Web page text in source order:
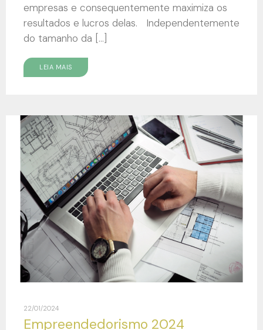
empresas e consequentemente maximiza os
resultados e lucros delas. Independentemente
do tamanho da […]
LEIA MAIS
22/01/2024
Empreendedorismo 2024